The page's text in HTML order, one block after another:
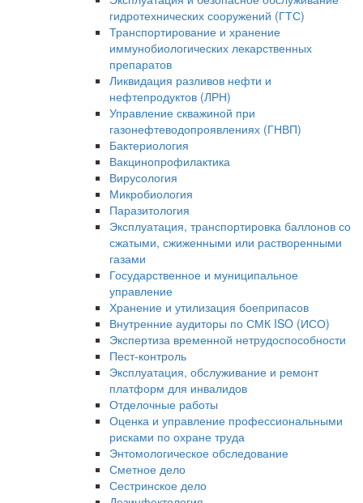
гидротехнических сооружений (ГТС)
Транспортирование и хранение
иммунобиологических лекарственных
препаратов
Ликвидация разливов нефти и
нефтепродуктов (ЛРН)
Управление скважиной при
газонефтеводопроявлениях (ГНВП)
Бактериология
Вакцинопрофилактика
Вирусология
Микробиология
Паразитология
Эксплуатация, транспортировка баллонов со
сжатыми, сжиженными или растворенными
газами
Государственное и муниципальное
управление
Хранение и утилизация боеприпасов
Внутренние аудиторы по СМК ISO (ИСО)
Экспертиза временной нетрудоспособности
Пест-контроль
Эксплуатация, обслуживание и ремонт
платформ для инвалидов
Отделочные работы
Оценка и управление профессиональными
рисками по охране труда
Энтомологическое обследование
Сметное дело
Сестринское дело